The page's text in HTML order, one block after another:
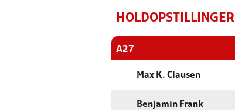
HOLDOPSTILLINGER
A27
Max K. Clausen
Benjamin Frank